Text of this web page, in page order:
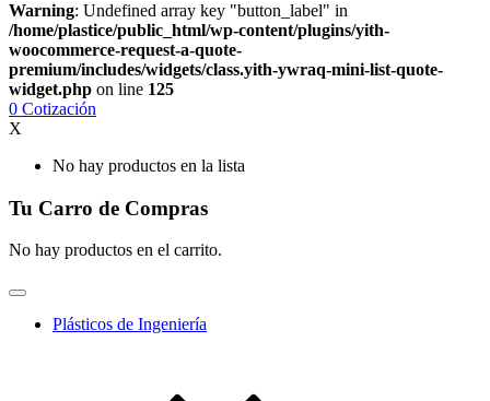
Warning: Undefined array key "button_label" in
/home/plastice/public_html/wp-content/plugins/yith-
woocommerce-request-a-quote-
premium/includes/widgets/class.yith-ywraq-mini-list-quote-
widget.php on line 125
0 Cotización
X
No hay productos en la lista
Tu Carro de Compras
No hay productos en el carrito.
Plásticos de Ingeniería